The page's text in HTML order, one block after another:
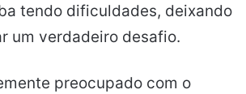
tendo dificuldades, deixando
um verdadeiro desafio.
preocupado com o